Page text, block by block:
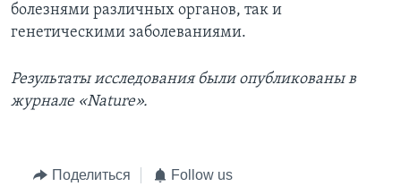
болезнями различных органов, так и
генетическими заболеваниями.
Результаты исследования были опубликованы в
журнале «Nature».
Поделиться Follow us